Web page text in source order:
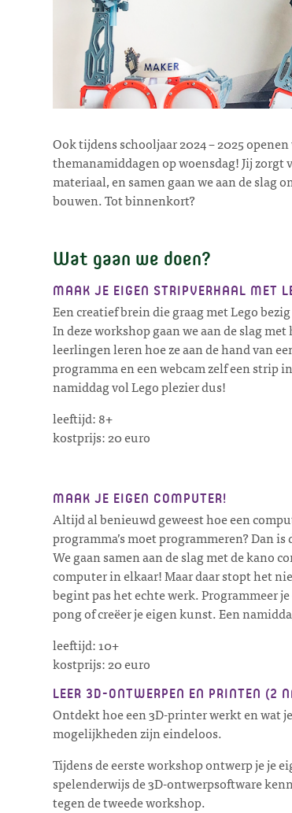
Ook tijdens schooljaar 2024 – 2025
themanamiddagen op woensdag! Jij
materiaal, en samen gaan we aan de slag
bouwen. Tot binnenkort?
Wat gaan we doen?
MAAK JE EIGEN STRIPVERHAAL MET
Een creatief brein die graag met Lego
In deze workshop gaan we aan de slag
leerlingen leren hoe ze aan de hand van
programma en een webcam zelf een strip
namiddag vol Lego plezier dus!
leeftijd: 8+
kostprijs: 20 euro
MAAK JE EIGEN COMPUTER!
Altijd al benieuwd geweest hoe een
programma’s moet programmeren? Dan
We gaan samen aan de slag met de kano
computer in elkaar! Maar daar stopt het
begint pas het echte werk. Programmeer
pong of creëer je eigen kunst. Een
leeftijd: 10+
kostprijs: 20 euro
LEER 3D-ONTWERPEN EN PRINTEN (2
Ontdekt hoe een 3D-printer werkt en wat
mogelijkheden zijn eindeloos.
Tijdens de eerste workshop ontwerp je je
spelenderwijs de 3D-ontwerpsoftware
tegen de tweede workshop.